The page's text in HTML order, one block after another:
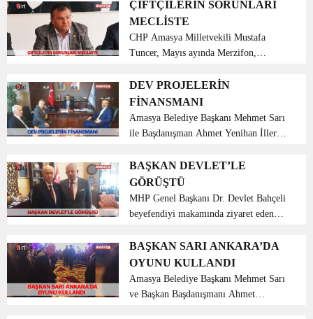
her ay hazırlanan yardımcı kaynak
destek paketini öğrenci ve öğretmenlere
sunmayı sürdürüyor. ...
ÇİFTÇİLERİN SORUNLARI
MECLİSTE
CHP Amasya Milletvekili Mustafa
Tuncer, Mayıs ayında Merzifon,
dolu afeti ile ilgili zararları ve
üreticinin taleplerini Türkiye Büyük
Millet Meclisi’nde günde...
DEV PROJELERİN
FİNANSMANI
Amasya Belediye Başkanı Mehmet Sarı
ile Başdanışman Ahmet Yenihan İller
projelerin finansmanı için görüşmeler
yaptılar. Ankara’da İller Bankasının
çeşitli departman...
BAŞKAN DEVLET’LE
GÖRÜŞTÜ
MHP Genel Başkanı Dr. Devlet Bahçeli
beyefendiyi makamında ziyaret eden
kendisine projeler ve finansman
konusunda bilgi verdi. MHP Genel
merkez binasında Milliyetçi...
BAŞKAN SARI ANKARA’DA
OYUNU KULLANDI
Amasya Belediye Başkanı Mehmet Sarı
ve Başkan Başdanışmanı Ahmet